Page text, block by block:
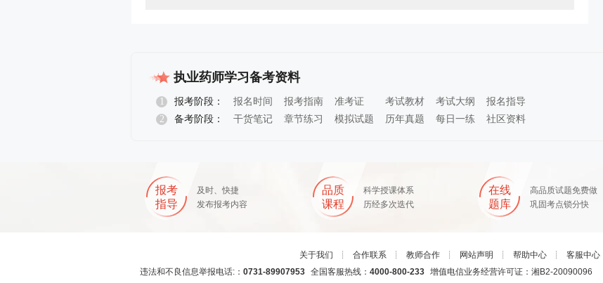
执业药师学习备考资料
1 报考阶段： 报名时间 报考指南 准考证 考试教材 考试大纲
报名指导
2
备考阶段： 干货笔记 章节练习 模拟试题 历年真题 每日一练 社区资料
报考
指导
及时、快捷
发布报考内容
品质
课程
科学授课体系
历经多次迭代
在线
题库
高品质试题免费做
巩固考点锁分快
关于我们 ┊ 合作联系 ┊ 教师合作 ┊ 网站声明 ┊ 帮助中心 ┊ 客服中心
违法和不良信息举报电话:： 0731-89907953全国客服热线： 4000-800-233增值电信业务经营许可证：湘B2-20090096